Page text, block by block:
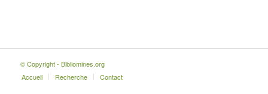
© Copyright - Bibliomines.org
Accueil
Recherche Contact